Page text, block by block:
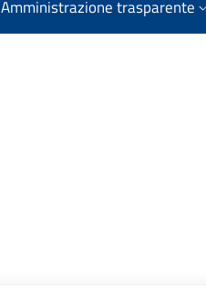
Amministrazione trasparente